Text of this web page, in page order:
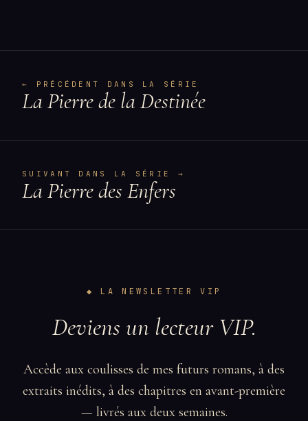
← PRÉCÉDENT DANS LA SÉRIE
La Pierre de la Destinée
SUIVANT DANS LA SÉRIE →
La Pierre des Enfers
◆ LA NEWSLETTER VIP
Deviens un lecteur VIP.
Accède aux coulisses de mes futurs romans, à des
extraits inédits, à des chapitres en avant-première
— livrés aux deux semaines.